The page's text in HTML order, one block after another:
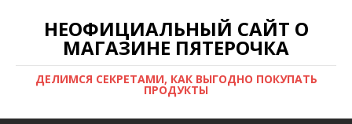
НЕОФИЦИАЛЬНЫЙ САЙТ О
МАГАЗИНЕ ПЯТЕРОЧКА
ДЕЛИМСЯ СЕКРЕТАМИ, КАК ВЫГОДНО ПОКУПАТЬ
ПРОДУКТЫ